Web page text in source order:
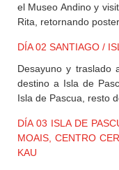
el Museo Andino y
Rita, retornando
DÍA 02 SANTIAGO /
Desayuno y traslado
destino a Isla de
Isla de Pascua, resto
DÍA 03 ISLA DE
MOAIS, CENTRO
KAU